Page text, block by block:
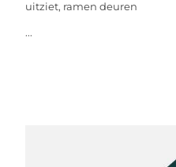
uitziet, ramen deuren
...